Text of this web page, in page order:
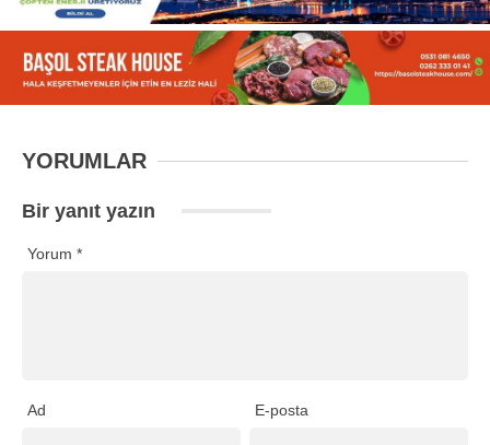
YORUMLAR
Bir yanıt yazın
Yorum *
Ad E-posta